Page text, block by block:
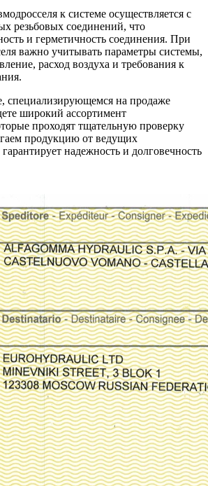
к системе осуществляется с
резьбовых соединений, что
и герметичность соединения. При
важно учитывать параметры системы,
расход воздуха и требования к
специализирующемся на продаже
широкий ассортимент
проходят тщательную проверку
продукцию от ведущих
надежность и долговечность